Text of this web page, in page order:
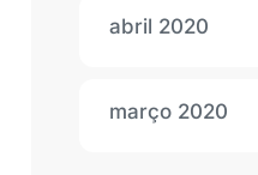
abril 2020
março 2020